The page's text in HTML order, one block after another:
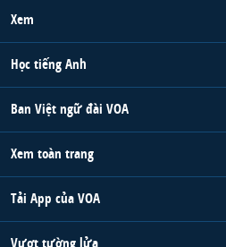
Xem
Học tiếng Anh
Ban Việt ngữ đài VOA
Xem toàn trang
Tải App của VOA
Vượt tường lửa